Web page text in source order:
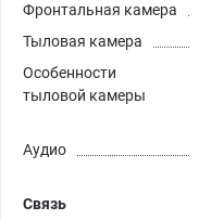
Фронтальная камера
Тыловая камера
Особенности
тыловой камеры
Аудио
Связь